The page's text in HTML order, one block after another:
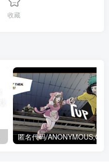
收藏
匿名代码/